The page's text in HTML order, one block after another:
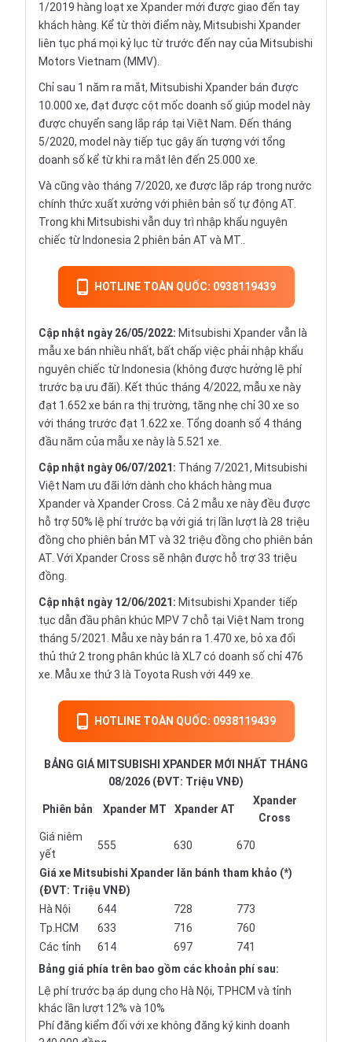
1/2019 hàng loạt xe Xpander mới được giao đến tay
khách hàng. Kể từ thời điểm này, Mitsubishi Xpander
liên tục phá mọi kỷ lục từ trước đến nay của Mitsubishi
Motors Vietnam (MMV).
Chỉ sau 1 năm ra mắt, Mitsubishi Xpander bán được
10.000 xe, đạt được cột mốc doanh số giúp model này
được chuyển sang lắp ráp tại Việt Nam. Đến tháng
5/2020, model này tiếp tục gây ấn tượng với tổng
doanh số kể từ khi ra mắt lên đến 25.000 xe.
Và cũng vào tháng 7/2020, xe được lắp ráp trong nước
chính thức xuất xưởng với phiên bản số tự động AT.
Trong khi Mitsubishi vẫn duy trì nhập khẩu nguyên
chiếc từ Indonesia 2 phiên bản AT và MT..
HOTLINE TOÀN QUỐC: 0938119439
Cập nhật ngày 26/05/2022: Mitsubishi Xpander vẫn là
mẫu xe bán nhiều nhất, bất chấp việc phải nhập khẩu
nguyên chiếc từ Indonesia (không được hưởng lệ phí
trước bạ ưu đãi). Kết thúc tháng 4/2022, mẫu xe này
đạt 1.652 xe bán ra thị trường, tăng nhẹ chỉ 30 xe so
với tháng trước đạt 1.622 xe. Tổng doanh số 4 tháng
đầu năm của mẫu xe này là 5.521 xe.
Cập nhật ngày 06/07/2021: Tháng 7/2021, Mitsubishi
Việt Nam ưu đãi lớn dành cho khách hàng mua
Xpander và Xpander Cross. Cả 2 mẫu xe này đều được
hỗ trợ 50% lệ phí trước bạ với giá trị lần lượt là 28 triệu
đồng cho phiên bản MT và 32 triệu đồng cho phiên bản
AT. Với Xpander Cross sẽ nhận được hỗ trợ 33 triệu
đồng.
Cập nhật ngày 12/06/2021: Mitsubishi Xpander tiếp
tục dẫn đầu phân khúc MPV 7 chỗ tại Việt Nam trong
tháng 5/2021. Mẫu xe này bán ra 1.470 xe, bỏ xa đối
thủ thứ 2 trong phân khúc là XL7 có doanh số chỉ 476
xe. Mẫu xe thứ 3 là Toyota Rush với 449 xe.
HOTLINE TOÀN QUỐC: 0938119439
BẢNG GIÁ MITSUBISHI XPANDER MỚI NHẤT THÁNG
08/2026 (ĐVT: Triệu VNĐ)
Phiên bản Xpander MT Xpander AT
Xpander
Cross
Giá niêm
yết
555 630 670
Giá xe Mitsubishi Xpander lăn bánh tham khảo (*)
(ĐVT: Triệu VNĐ)
Hà Nội
644 728
773
Tp.HCM
633 716
760
Các tỉnh
614 697
741
Bảng giá phía trên bao gồm các khoản phí sau:
Lệ phí trước bạ áp dụng cho Hà Nội, TPHCM và tỉnh
khác lần lượt 12% và 10%
Phí đăng kiểm đối với xe không đăng ký kinh doanh